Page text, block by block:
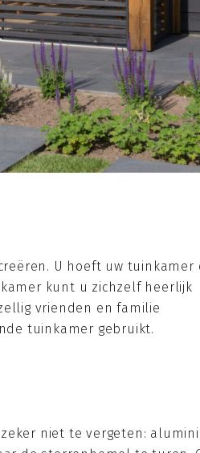
U hoeft uw tuinkamer
kunt u zichzelf heerlijk
vrienden en familie
tuinkamer gebruikt.
niet te vergeten: